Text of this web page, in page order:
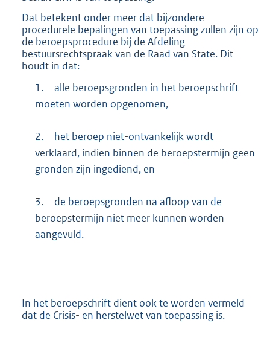
Dat betekent onder meer dat bijzondere
procedurele bepalingen van toepassing zullen zijn op
de beroepsprocedure bij de Afdeling
bestuursrechtspraak van de Raad van State. Dit
houdt in dat:
1.
alle beroepsgronden in het beroepschrift
moeten worden opgenomen,
2.
het beroep niet-ontvankelijk wordt
verklaard, indien binnen de beroepstermijn geen
gronden zijn ingediend, en
3.
de beroepsgronden na afloop van de
beroepstermijn niet meer kunnen worden
aangevuld.
In het beroepschrift dient ook te worden vermeld
dat de Crisis- en herstelwet van toepassing is.